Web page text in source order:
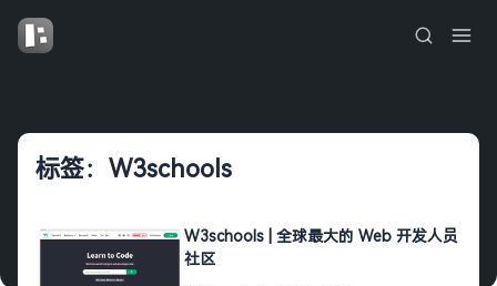
标签：W3schools
W3schools | 全球最大的 Web 开发人员
社区